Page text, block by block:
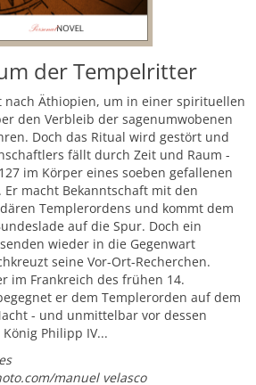
der Tempelritter
nach Äthiopien, um in einer spirituellen
den Verbleib der sagenumwobenen
Doch das Ritual wird gestört und
fällt durch Zeit und Raum -
im Körper eines soeben gefallenen
macht Bekanntschaft mit den
Templerordens und kommt dem
auf die Spur. Doch ein
wieder in die Gegenwart
seine Vor-Ort-Recherchen.
im Frankreich des frühen 14.
er dem Templerorden auf dem
- und unmittelbar vor dessen
Philipp IV...
manuel velasco